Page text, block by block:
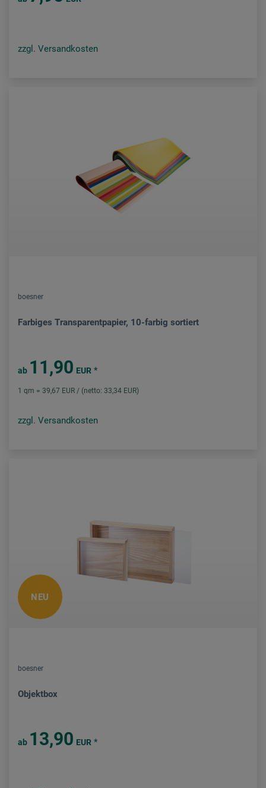
zzgl. Versandkosten
boesner
Farbiges Transparentpapier, 10-farbig sortiert
ab 11,90 EUR *
1 qm = 39,67 EUR / (netto: 33,34 EUR)
zzgl. Versandkosten
NEU
boesner
Objektbox
ab 13,90 EUR *